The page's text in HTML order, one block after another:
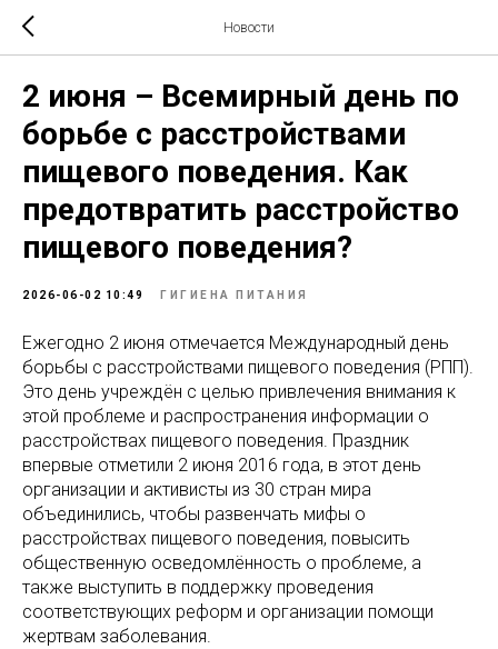
Новости
2 июня – Всемирный день по
борьбе с расстройствами
пищевого поведения. Как
предотвратить расстройство
пищевого поведения?
2026-06-02 10:49 ГИГИЕНА ПИТАНИЯ
Ежегодно 2 июня отмечается Международный день
борьбы с расстройствами пищевого поведения (РПП).
Это день учреждён с целью привлечения внимания к
этой проблеме и распространения информации о
расстройствах пищевого поведения. Праздник
впервые отметили 2 июня 2016 года, в этот день
организации и активисты из 30 стран мира
объединились, чтобы развенчать мифы о
расстройствах пищевого поведения, повысить
общественную осведомлённость о проблеме, а
также выступить в поддержку проведения
соответствующих реформ и организации помощи
жертвам заболевания.